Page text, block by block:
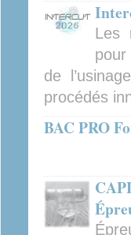
Les
de
procédés
BAC PRO